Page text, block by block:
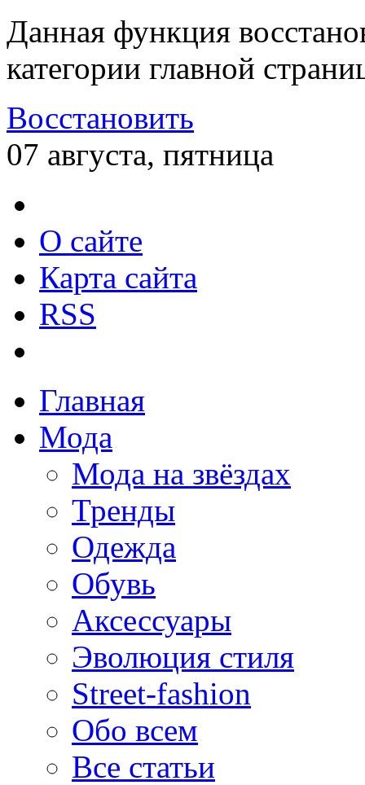
Данная функция
категории главной
Восстановить
07 августа, пятница
О сайте
Карта сайта
RSS
Главная
Мода
Мода на звёздах
Тренды
Одежда
Обувь
Аксессуары
Эволюция стиля
Street-fashion
Обо всем
Все статьи